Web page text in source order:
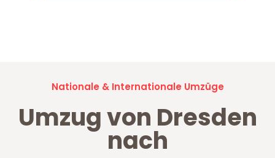
Nationale & Internationale Umzüge
Umzug von Dresden
nach